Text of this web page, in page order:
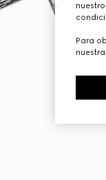
Para
nuestra